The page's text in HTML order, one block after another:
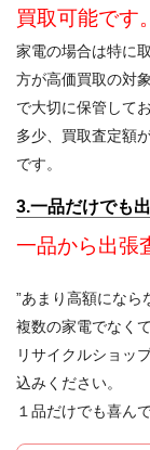
買取可能です。
家電の場合は特に
方が高価買取の対
で大切に保管して
多少、買取査定額
です。
3.一品だけでも
一品から出張
”あまり高額にな
複数の家電でなく
リサイクルショッ
込みください。
１品だけでも喜ん